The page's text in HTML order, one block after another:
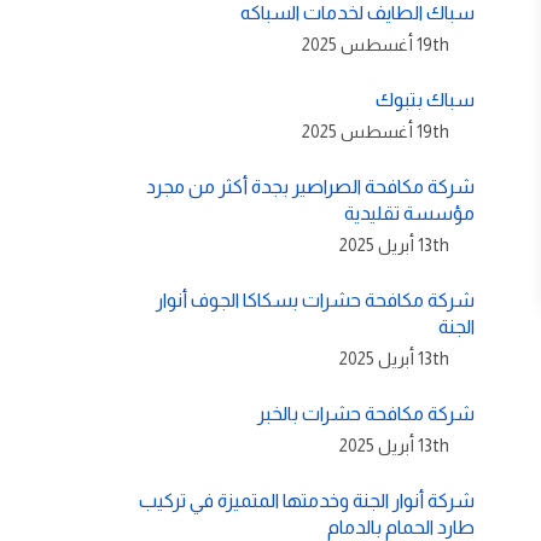
سباك الطايف لخدمات السباكه
19th أغسطس 2025
سباك بتبوك
19th أغسطس 2025
شركة مكافحة الصراصير بجدة أكثر من مجرد
مؤسسة تقليدية
13th أبريل 2025
شركة مكافحة حشرات بسكاكا الجوف أنوار
الجنة
13th أبريل 2025
شركة مكافحة حشرات بالخبر
13th أبريل 2025
شركة أنوار الجنة وخدمتها المتميزة في تركيب
طارد الحمام بالدمام